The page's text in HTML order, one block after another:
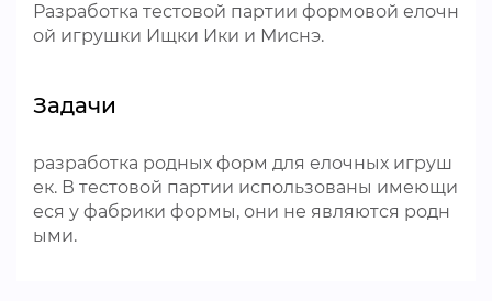
Разработка тестовой партии формовой елочн
ой игрушки Ищки Ики и Миснэ.
Задачи
разработка родных форм для елочных игруш
ек. В тестовой партии использованы имеющи
еся у фабрики формы, они не являются родн
ыми.